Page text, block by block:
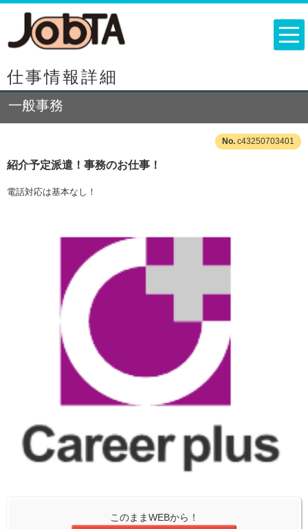
仕事情報詳細
一般事務
c43250703401
紹介予定派遣！事務のお仕事！
電話対応は基本なし！
このままWEBから！